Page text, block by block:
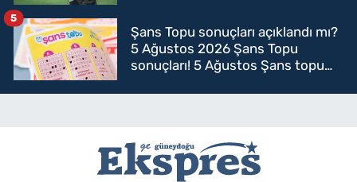
Şans Topu sonuçları açıklandı mı?
5 Ağustos 2026 Şans Topu
sonuçları! 5 Ağustos Şans topu
5